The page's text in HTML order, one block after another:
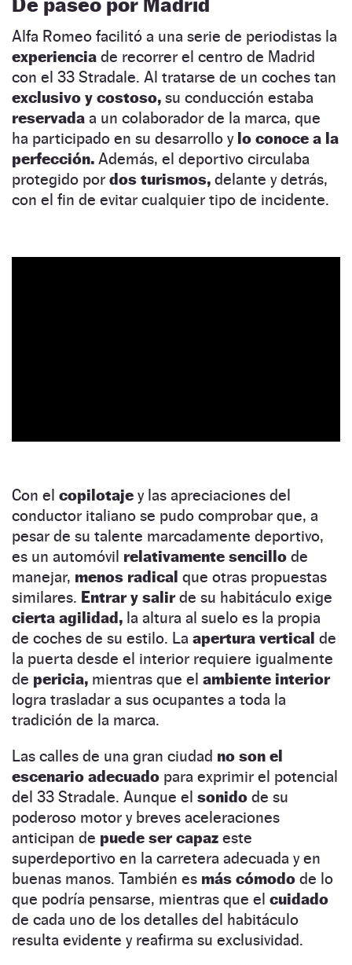
Alfa Romeo facilitó a una serie de periodistas la
experiencia de recorrer el centro de Madrid
con el 33 Stradale. Al tratarse de un coches tan
exclusivo y costoso, su conducción estaba
reservada a un colaborador de la marca, que
ha participado en su desarrollo y lo conoce a la
perfección. Además, el deportivo circulaba
protegido por dos turismos, delante y detrás,
con el fin de evitar cualquier tipo de incidente.
Con el copilotaje y las apreciaciones del
conductor italiano se pudo comprobar que, a
pesar de su talente marcadamente deportivo,
es un automóvil relativamente sencillo de
manejar, menos radical que otras propuestas
similares. Entrar y salirde su habitáculo exige
cierta agilidad, la altura al suelo es la propia
de coches de su estilo. La apertura vertical de
la puerta desde el interior requiere igualmente
de pericia, mientras que el ambiente interior
logra trasladar a sus ocupantes a toda la
tradición de la marca.
Las calles de una gran ciudad no son el
escenario adecuado para exprimir el potencial
del 33 Stradale. Aunque el sonido de su
poderoso motor y breves aceleraciones
anticipan de puede ser capaz este
superdeportivo en la carretera adecuada y en
buenas manos. También es más cómodo de lo
que podría pensarse, mientras que el cuidado
de cada uno de los detalles del habitáculo
resulta evidente y reafirma su exclusividad.